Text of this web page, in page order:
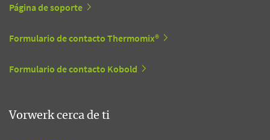
Página de soporte
Formulario de contacto Thermomix®
Formulario de contacto Kobold
Vorwerk cerca de ti